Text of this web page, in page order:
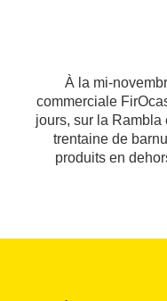
À la mi-
commerciale
jours, sur la Rambla
trentaine de
produits en